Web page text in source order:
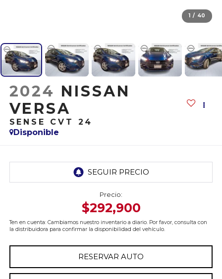
1 / 40
2024 NISSAN
VERSA
SENSE CVT 24
Disponible
Precio:
$292,900
Ten en cuenta: Cambiamos nuestro inventario a diario. Por favor, consulta con
la distribuidora para confirmar la disponibilidad del vehículo.
RESERVAR AUTO